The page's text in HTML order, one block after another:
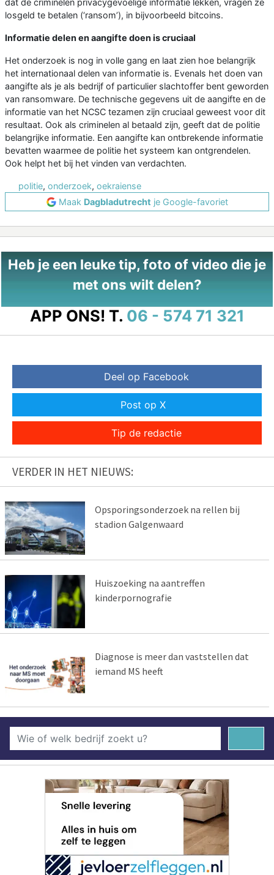
dat de criminelen privacygevoelige informatie lekken, vragen ze
losgeld te betalen (‘ransom’), in bijvoorbeeld bitcoins.
Informatie delen en aangifte doen is cruciaal
Het onderzoek is nog in volle gang en laat zien hoe belangrijk
het internationaal delen van informatie is. Evenals het doen van
aangifte als je als bedrijf of particulier slachtoffer bent geworden
van ransomware. De technische gegevens uit de aangifte en de
informatie van het NCSC tezamen zijn cruciaal geweest voor dit
resultaat. Ook als criminelen al betaald zijn, geeft dat de politie
belangrijke informatie. Een aangifte kan ontbrekende informatie
bevatten waarmee de politie het systeem kan ontgrendelen.
Ook helpt het bij het vinden van verdachten.
politie, onderzoek, oekraiense
Maak Dagbladutrecht je Google-favoriet
Heb je een leuke tip, foto of video die je
met ons wilt delen?
APP ONS! T. 06 - 574 71 321
Deel op Facebook
Post op X
Tip de redactie
VERDER IN HET NIEUWS:
Opsporingsonderzoek na rellen bij
stadion Galgenwaard
Huiszoeking na aantreffen
kinderpornografie
Diagnose is meer dan vaststellen dat
iemand MS heeft